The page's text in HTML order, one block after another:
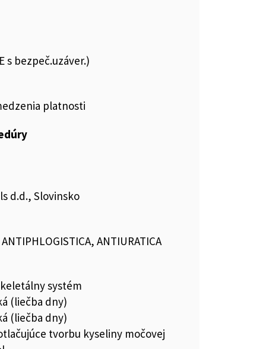
s bezpeč.uzáver.)
platnosti
d.d., Slovinsko
ANTIURATICA
systém
(liečba dny)
(liečba dny)
tvorbu kyseliny močovej